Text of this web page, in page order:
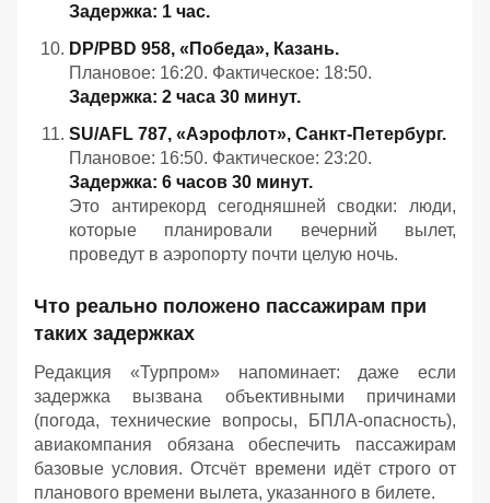
Задержка: 1 час.
DP/PBD 958, «Победа», Казань.
Плановое: 16:20. Фактическое: 18:50.
Задержка: 2 часа 30 минут.
SU/AFL 787, «Аэрофлот», Санкт‑Петербург.
Плановое: 16:50. Фактическое: 23:20.
Задержка: 6 часов 30 минут.
Это антирекорд сегодняшней сводки: люди,
которые планировали вечерний вылет,
проведут в аэропорту почти целую ночь.
Что реально положено пассажирам при
таких задержках
Редакция «Турпром» напоминает: даже если
задержка вызвана объективными причинами
(погода, технические вопросы, БПЛА-опасность),
авиакомпания обязана обеспечить пассажирам
базовые условия. Отсчёт времени идёт строго от
планового времени вылета, указанного в билете.